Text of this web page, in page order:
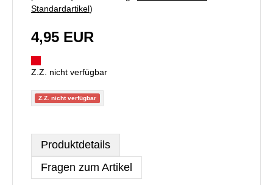
Standardartikel)
4,95 EUR
Z.Z. nicht verfügbar
Z.Z. nicht verfügbar
Produktdetails
Fragen zum Artikel